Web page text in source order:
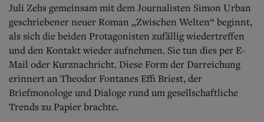
Juli Zehs gemeinsam mit dem Journalisten Simon Urban
geschriebener neuer Roman „Zwischen Welten“ beginnt,
als sich die beiden Protagonisten zufällig wiedertreffen
und den Kontakt wieder aufnehmen. Sie tun dies per E-
Mail oder Kurznachricht. Diese Form der Darreichung
erinnert an Theodor Fontanes Effi Briest, der
Briefmonologe und Dialoge rund um gesellschaftliche
Trends zu Papier brachte.